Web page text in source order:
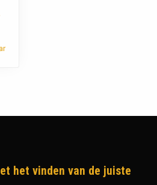
het vinden van de juiste